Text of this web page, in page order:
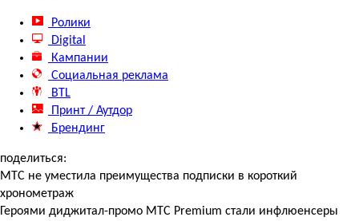
Ролики
Digital
Кампании
Социальная реклама
BTL
Принт / Аутдор
Брендинг
поделиться:
МТС не уместила преимущества подписки в короткий
хронометраж
Героями диджитал-промо МТС Premium стали инфлюенсеры